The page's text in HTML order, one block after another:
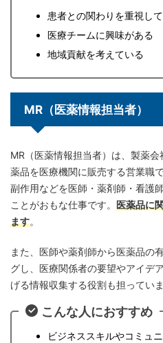
患者との関わりを重視し
医療チームに興味がある
地域貢献を考えている
MR（医薬情報担当者）
MR（医薬情報担当者）は、製薬
薬品を医療機関に販売する営業職
副作用などを医師・薬剤師・看護
ことがおもな仕事です。 医薬品に
ます。
また、医師や薬剤師から医薬品の
グし、医療関係者の要望やアイデ
げる情報収集する役割も担っていま
こんな人におすすめ
ビジネススキルやコミュ